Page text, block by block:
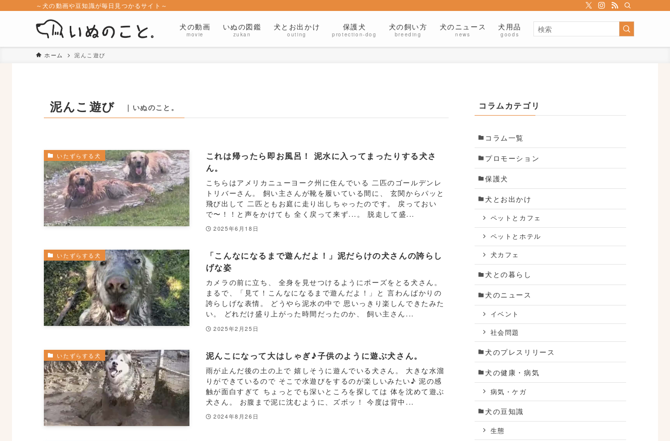
～犬の動画や豆知識が毎日見つかるサイト～
犬の動画
movie
いぬの図鑑
zukan
犬とお出かけ
outing
保護犬
protection-dog
犬の飼い方
breeding
犬のニュース
news
犬用品
goods
ホーム 泥んこ遊び
泥んこ遊び ｜いぬのこと。
いたずらする犬
これは帰ったら即お風呂！ 泥水に入ってまったりする犬さ
ん。
こちらはアメリカニューヨーク州に住んでいる 二匹のゴールデンレ
トリバーさん。 飼い主さんが靴を履いている間に、 玄関からパッと
飛び出して 二匹ともお庭に走り出しちゃったのです。 戻っておい
で〜！！と声をかけても 全く戻って来ず...。 脱走して盛...
2025年6月18日
いたずらする犬
「こんなになるまで遊んだよ！」泥だらけの犬さんの誇らし
げな姿
カメラの前に立ち、 全身を見せつけるようにポーズをとる犬さん。
まるで、「見て！こんなになるまで遊んだよ！」と 言わんばかりの
誇らしげな表情。 どうやら泥水の中で 思いっきり楽しんできたみた
い。 どれだけ盛り上がった時間だったのか、 飼い主さん...
2025年2月25日
いたずらする犬 泥んこになって大はしゃぎ♪子供のように遊ぶ犬さん。
雨が止んだ後の土の上で 嬉しそうに遊んでいる犬さん。 大きな水溜
りができているので そこで水遊びをするのが楽しいみたい♪ 泥の感
触が面白すぎて ちょっとでも深いところを探しては 体を沈めて遊ぶ
犬さん。 お腹まで泥に沈むように、ズボッ！ 今度は背中...
2024年8月26日
コラムカテゴリ
コラム一覧
プロモーション
保護犬
犬とお出かけ
ペットとカフェ
ペットとホテル
犬カフェ
犬との暮らし
犬のニュース
イベント
社会問題
犬のプレスリリース
犬の健康・病気
病気・ケガ
犬の豆知識
生態